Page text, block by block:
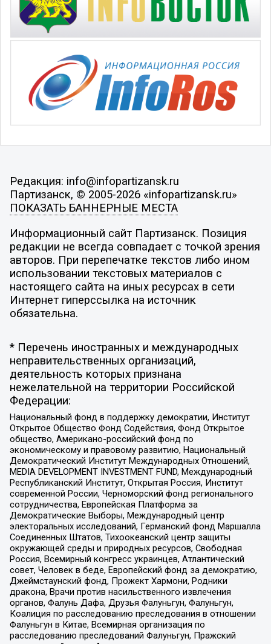
Редакция: info@infopartizansk.ru
Партизанск, © 2005-2026 «infopartizansk.ru»
ПОКАЗАТЬ БАННЕРНЫЕ МЕСТА
Информационный сайт Партизанск. Позиция
редакции не всегда совпадает с точкой зрения
авторов. При перепечатке текстов либо ином
использовании текстовых материалов с
настоящего сайта на иных ресурсах в сети
Интернет гиперссылка на источник
обязательна.
* Перечень иностранных и международных
неправительственных организаций,
деятельность которых признана
нежелательной на территории Российской
Федерации:
Национальный фонд в поддержку демократии, Институт
Открытое Общество Фонд Содействия, Фонд Открытое
общество, Американо-российский фонд по
экономическому и правовому развитию, Национальный
Демократический Институт Международных Отношений,
MEDIA DEVELOPMENT INVESTMENT FUND, Международный
Республиканский Институт, Открытая Россия, Институт
современной России, Черноморский фонд регионального
сотрудничества, Европейская Платформа за
Демократические Выборы, Международный центр
электоральных исследований, Германский фонд Маршалла
Соединенных Штатов, Тихоокеанский центр защиты
окружающей среды и природных ресурсов, Свободная
Россия, Всемирный конгресс украинцев, Атлантический
совет, Человек в беде, Европейский фонд за демократию,
Джеймстаунский фонд, Прожект Хармони, Родники
дракона, Врачи против насильственного извлечения
органов, Фалунь Дафа, Друзья Фалуньгун, Фалуньгун,
Коалиция по расследованию преследования в отношении
Фалуньгун в Китае, Всемирная организация по
расследованию преследований Фалуньгун, Пражский